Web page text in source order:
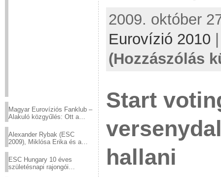
Magyar Eurovíziós Fanklub –
Alakuló közgyűlés: Ott a
Alexander Rybak (ESC
2009), Miklósa Erika és a
sztárjai a Margitszigeten
ESC Hungary 10 éves
születésnapi rajongói
2009. október
Eurovízió 2010
(Hozzászólás
Start
hallani